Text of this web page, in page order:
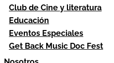
Club de Cine y literatura
Educación
Eventos Especiales
Get Back Music Doc Fest